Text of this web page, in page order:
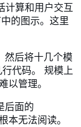
算和用户交互
的图示。这里
后将十几个模
代码。 规模上
管理。
面的
无法阅读。